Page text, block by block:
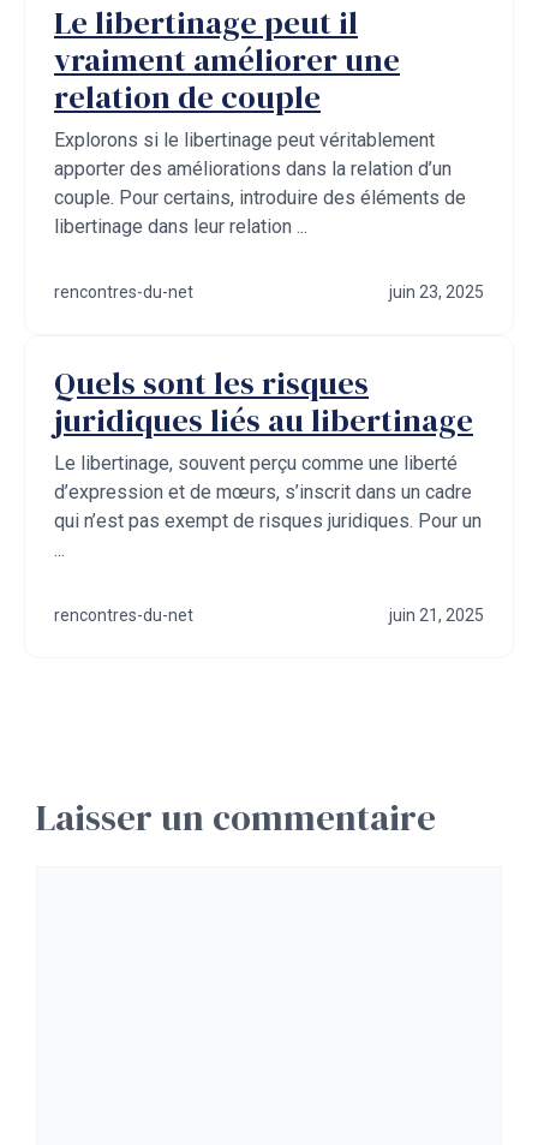
Le libertinage peut il
vraiment améliorer une
relation de couple
Explorons si le libertinage peut véritablement
apporter des améliorations dans la relation d’un
couple. Pour certains, introduire des éléments de
libertinage dans leur relation ...
rencontres-du-net juin 23, 2025
Quels sont les risques
juridiques liés au libertinage
Le libertinage, souvent perçu comme une liberté
d’expression et de mœurs, s’inscrit dans un cadre
qui n’est pas exempt de risques juridiques. Pour un
...
rencontres-du-net juin 21, 2025
Laisser un commentaire